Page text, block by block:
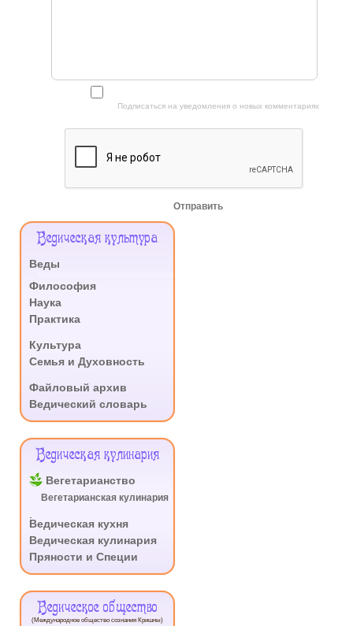
Подписаться на уведомления о новых комментариях
Отправить
Меню
Ведическая культура
Веды
.
Философия
Наука
Практика
Культура
Семья и Духовность
Файловый архив
Ведический словарь
Ведическая кулинария
Вегетарианство
Вегетарианская кулинария
.
Ведическая кухня
Ведическая кулинария
Пряности и Специи
Ведическое общество
(Международное общество сознания Кришны)